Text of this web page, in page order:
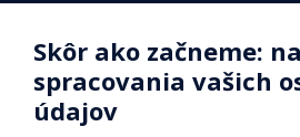
Fotogalérie
Identifikačné údaje školy
Úradné hodiny
Skôr ako začneme:
spracovania vašich
údajov